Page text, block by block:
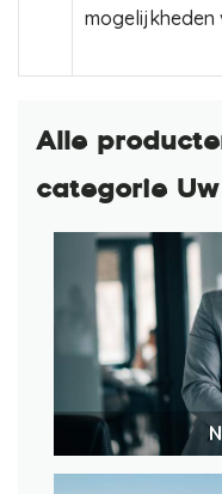
mogelijkheden
Alle
categorie